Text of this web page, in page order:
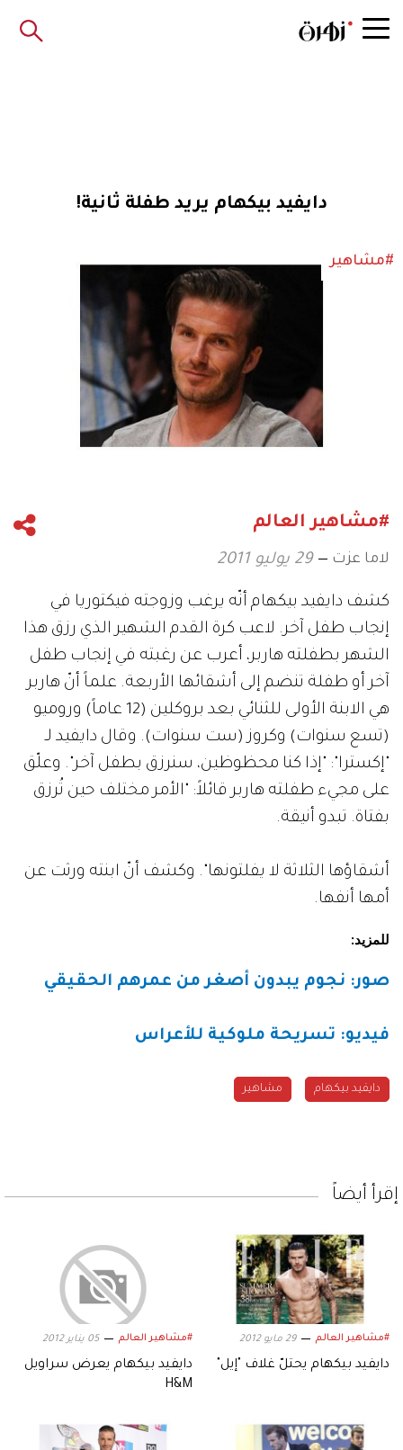
دايفيد بيكهام يريد طفلة ثانية!
#مشاهير
#مشاهير العالم
لاما عزت 29 يوليو 2011
كشف دايفيد بيكهام أنّه يرغب وزوجته فيكتوريا في
إنجاب طفل آخر. لاعب كرة القدم الشهير الذي رزق هذا
الشهر بطفلته هاربر، أعرب عن رغبته في إنجاب طفل
آخر أو طفلة تنضم إلى أشقائها الأربعة. علماً أنّ هاربر
هي الابنة الأولى للثنائي بعد بروكلين (12 عاماً) وروميو
(تسع سنوات) وكروز (ست سنوات). وقال دايفيد لـ
"إكسترا": "إذا كنا محظوظين، سنرزق بطفل آخر". وعلّق
على مجيء طفلته هاربر قائلاً: "الأمر مختلف حين تُرزق
بفتاة. تبدو أنيقة.
أشقاؤها الثلاثة لا يفلتونها". وكشف أنّ ابنته ورثت عن
أمها أنفها.
للمزيد:
صور: نجوم يبدون أصغر من عمرهم الحقيقي
فيديو: تسريحة ملوكية للأعراس
دايفيد بيكهام مشاهير
إقرأ أيضاً
#مشاهير العالم 29 مايو 2012
دايفيد بيكهام يحتلّ غلاف "إيل"
#مشاهير العالم 05 يناير 2012
دايفيد بيكهام يعرض سراويل
H&M